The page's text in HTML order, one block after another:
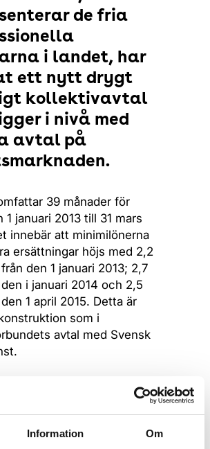
Information Om
de fria
i landet, har
ett nytt drygt
kollektivavtal
i nivå med
avtal på
39 månader för
1 januari 2013 till 31 mars
innebär att minimilönerna
ersättningar höjs med 2,2
den 1 januari 2013; 2,7
i januari 2014 och 2,5
1 april 2015. Detta är
som i
avtal med Svensk
Det är glädjande
detta tar ansvar för att